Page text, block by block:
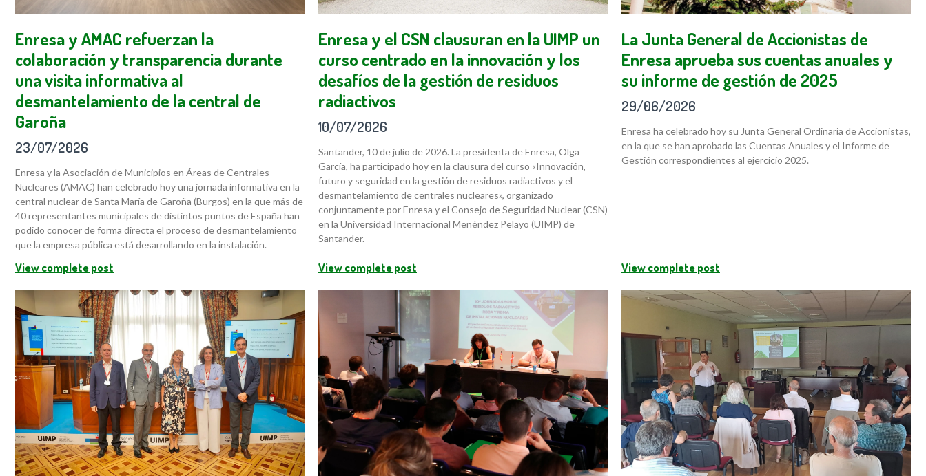
Enresa y AMAC refuerzan la
colaboración y transparencia durante
una visita informativa al
desmantelamiento de la central de
Garoña
23/07/2026
Enresa y la Asociación de Municipios en Áreas de Centrales
Nucleares (AMAC) han celebrado hoy una jornada informativa en la
central nuclear de Santa María de Garoña (Burgos) en la que más de
40 representantes municipales de distintos puntos de España han
podido conocer de forma directa el proceso de desmantelamiento
que la empresa pública está desarrollando en la instalación.
View complete post
Enresa y el CSN clausuran en la UIMP un
curso centrado en la innovación y los
desafíos de la gestión de residuos
radiactivos
10/07/2026
Santander, 10 de julio de 2026. La presidenta de Enresa, Olga
García, ha participado hoy en la clausura del curso «Innovación,
futuro y seguridad en la gestión de residuos radiactivos y el
desmantelamiento de centrales nucleares», organizado
conjuntamente por Enresa y el Consejo de Seguridad Nuclear (CSN)
en la Universidad Internacional Menéndez Pelayo (UIMP) de
Santander.
View complete post
La Junta General de Accionistas de
Enresa aprueba sus cuentas anuales y
su informe de gestión de 2025
29/06/2026
Enresa ha celebrado hoy su Junta General Ordinaria de Accionistas,
en la que se han aprobado las Cuentas Anuales y el Informe de
Gestión correspondientes al ejercicio 2025.
View complete post